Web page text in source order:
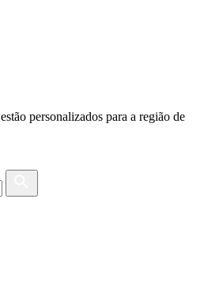
estão personalizados para a região de